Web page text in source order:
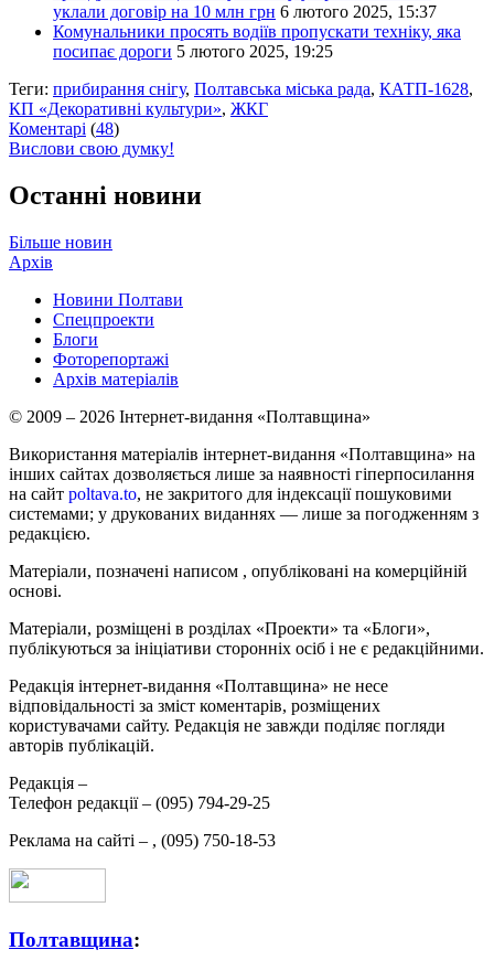
уклали договір на 10 млн грн 6 лютого 2025, 15:37
Комунальники просять водіїв пропускати техніку, яка
посипає дороги 5 лютого 2025, 19:25
Теги: прибирання снігу, Полтавська міська рада, КАТП-1628,
КП «Декоративні культури», ЖКГ
Коментарі (48)
Вислови свою думку!
Останні новини
Більше новин
Архів
Новини Полтави
Спецпроекти
Блоги
Фоторепортажі
Архів матеріалів
© 2009 – 2026 Інтернет-видання «Полтавщина»
Використання матеріалів інтернет-видання «Полтавщина» на
інших сайтах дозволяється лише за наявності гіперпосилання
на сайт poltava.to, не закритого для індексації пошуковими
системами; у друкованих виданнях — лише за погодженням з
редакцією.
Матеріали, позначені написом , опубліковані на комерційній
основі.
Матеріали, розміщені в розділах «Проекти» та «Блоги»,
публікуються за ініціативи сторонніх осіб і не є редакційними.
Редакція інтернет-видання «Полтавщина» не несе
відповідальності за зміст коментарів, розміщених
користувачами сайту. Редакція не завжди поділяє погляди
авторів публікацій.
Редакція –
Телефон редакції – (095) 794-29-25
Реклама на сайті – , (095) 750-18-53
Полтавщина: